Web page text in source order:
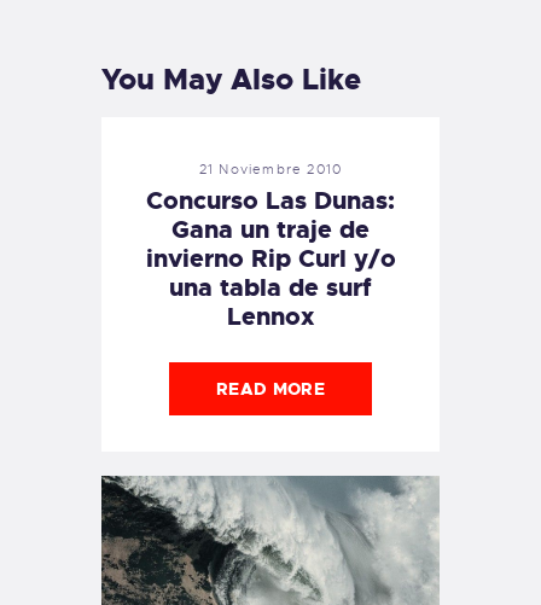
You May Also Like
21 Noviembre 2010
Concurso Las Dunas:
Gana un traje de
invierno Rip Curl y/o
una tabla de surf
Lennox
READ MORE